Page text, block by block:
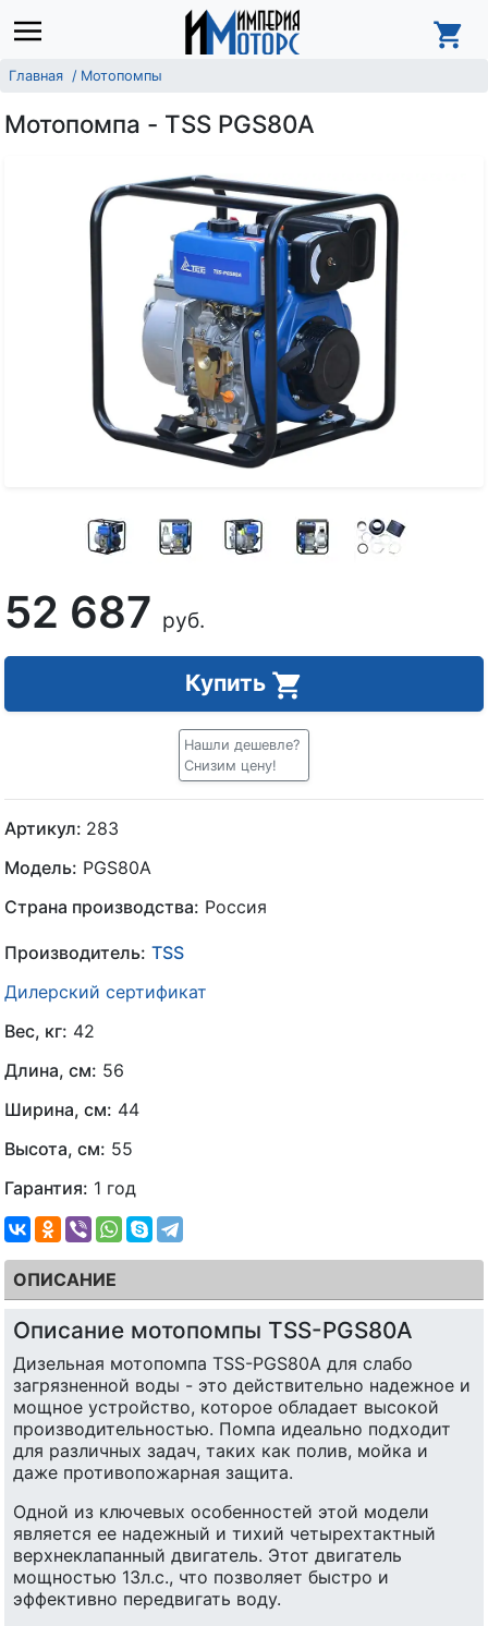
Главная Мотопомпы
Мотопомпа - TSS PGS80A
52 687 руб.
Купить
Нашли дешевле?
Снизим цену!
Артикул: 283
Модель: PGS80A
Страна производства: Россия
Производитель: TSS
Дилерский сертификат
Вес, кг: 42
Длина, см: 56
Ширина, см: 44
Высота, см: 55
Гарантия: 1 год
ОПИСАНИЕ
Описание мотопомпы TSS-PGS80A
Дизельная мотопомпа TSS-PGS80A для слабо
загрязненной воды - это действительно надежное и
мощное устройство, которое обладает высокой
производительностью. Помпа идеально подходит
для различных задач, таких как полив, мойка и
даже противопожарная защита.
Одной из ключевых особенностей этой модели
является ее надежный и тихий четырехтактный
верхнеклапанный двигатель. Этот двигатель
мощностью 13л.с., что позволяет быстро и
эффективно передвигать воду.